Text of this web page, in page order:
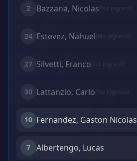
2 Bazzana, Nicolas(No ingresó)
24 Estevez, Nahuel(No ingresó)
27 Silvetti, Franco(No ingresó)
30 Lattanzio, Carlo(No ingresó)
10 Fernandez, Gaston Nicolas
7 Albertengo, Lucas